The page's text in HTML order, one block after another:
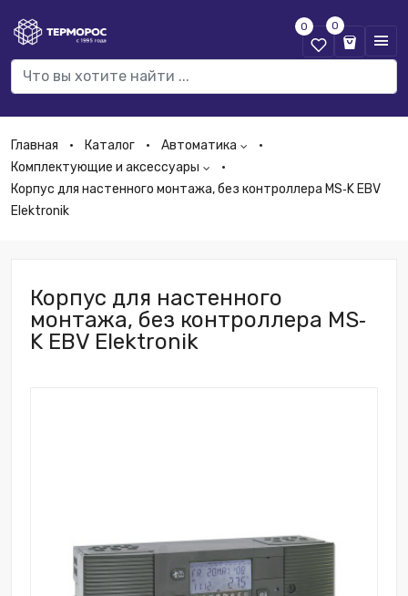
0 0
Главная Каталог
Автоматика
Комплектующие и аксессуары
Корпус для настенного монтажа, без контроллера MS‐K EBV
Elektronik
Корпус для настенного
монтажа, без контроллера MS‐
K EBV Elektronik